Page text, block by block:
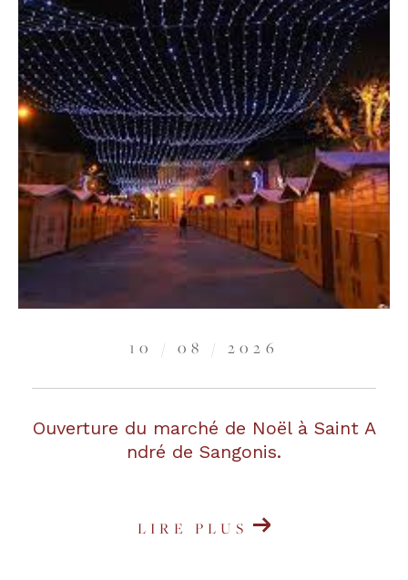
10 / 08 / 2026
Ouverture du marché de Noël à Saint A
ndré de Sangonis.
LIRE PLUS